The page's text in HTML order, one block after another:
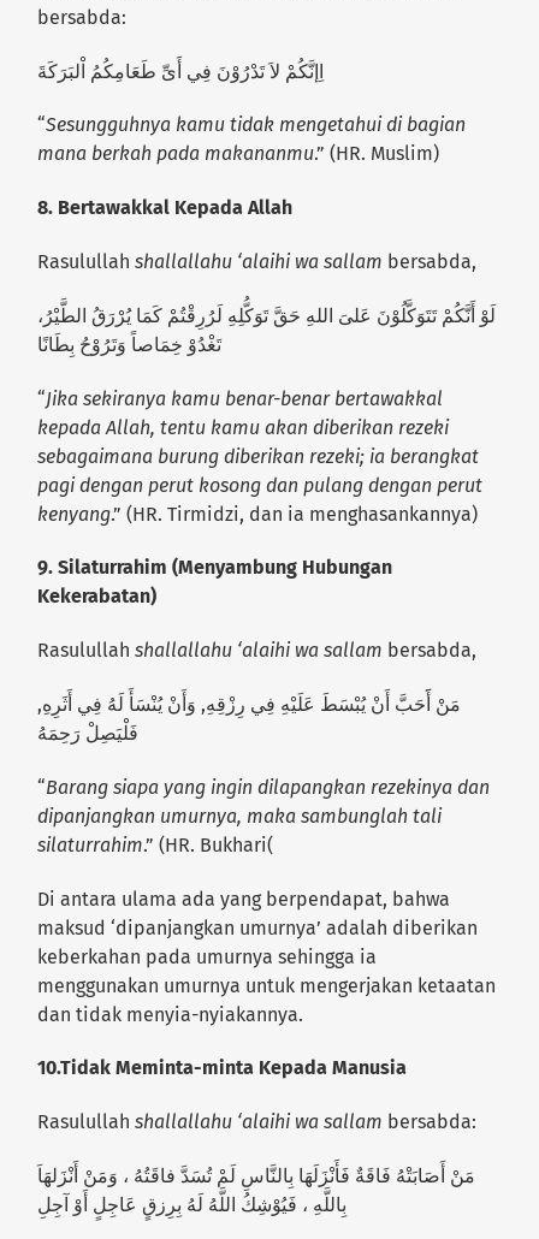
bersabda:
اِإنَّكُمْ لاَ تَدْرُوْنَ فِي أَىِّ طَعَامِكُمُ اْلبَرَكَةَ
“Sesungguhnya kamu tidak mengetahui di bagian
mana berkah pada makananmu.” (HR. Muslim)
8. Bertawakkal Kepada Allah
Rasulullahshallallahu ‘alaihi wa sallam bersabda,
لَوْ أَنَّكُمْ تَتَوَكَّلُوْنَ عَلىَ اللهِ حَقَّ تَوَكُّلِهِ لَرُرِقْتُمْ كَمَا يُرْرَقُ الطَّيْرُ،
تَغْدُوْ خِمَاصاً وَتَرُوْحُ بِطَانًا
“Jika sekiranya kamu benar-benar bertawakkal
kepada Allah, tentu kamu akan diberikan rezeki
sebagaimana burung diberikan rezeki; ia berangkat
pagi dengan perut kosong dan pulang dengan perut
kenyang.” (HR. Tirmidzi, dan ia menghasankannya)
9.Silaturrahim (Menyambung Hubungan
Kekerabatan)
Rasulullahshallallahu ‘alaihi wa sallam bersabda,
مَنْ أََحَبَّ أَنْ يُبْسَطَ عَلَيْهِ فِي رِزْقِهِ, وَأَنْ يُنْسَأَ لَهُ فِي أَثَرِهِ,
فَلْيَصِلْ رَحِمَهُ
“Barang siapa yang ingin dilapangkan rezekinya dan
dipanjangkan umurnya, maka sambunglah tali
silaturrahim.” (HR. Bukhari(
Di antara ulama ada yang berpendapat, bahwa
maksud ‘dipanjangkan umurnya’ adalah diberikan
keberkahan pada umurnya sehingga ia
menggunakan umurnya untuk mengerjakan ketaatan
dan tidak menyia-nyiakannya.
10.Tidak Meminta-minta Kepada Manusia
Rasulullahshallallahu ‘alaihi wa sallam bersabda:
مَنْ أَصَابَتْهُ فَاقَةٌ فَأَنْزَلَهَا بِالنَّاسِ لَمْ تُسَدَّ فاقَتُهُ ، وَمَنْ أَنْزَلهَاَ
بِاللَّهِ ، فَيُوْشِكُ اللَّهُ لَهُ بِرِزقٍ عَاجِلٍ أَوْ آجِلِ